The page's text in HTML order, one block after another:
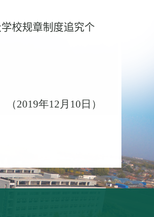
校规章制度追究个
（2019年12月 10 日）